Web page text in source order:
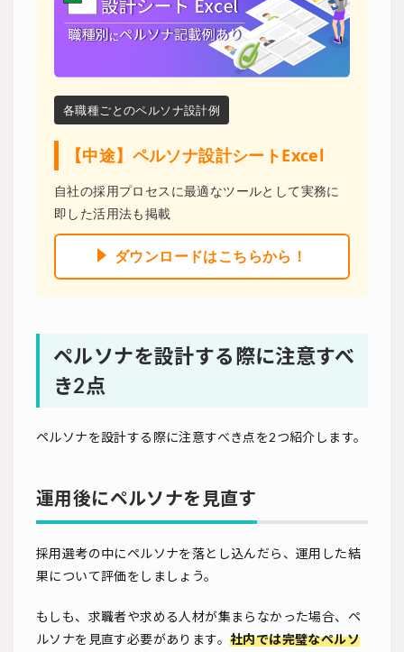
各職種ごとのペルソナ設計例
【中途】ペルソナ設計シートExcel
自社の採用プロセスに最適なツールとして実務に
即した活用法も掲載
ダウンロードはこちらから！
ペルソナを設計する際に注意すべ
き2点
ペルソナを設計する際に注意すべき点を2つ紹介します。
運用後にペルソナを見直す
採用選考の中にペルソナを落とし込んだら、運用した結
果について評価をしましょう。
もしも、求職者や求める人材が集まらなかった場合、ペ
ルソナを見直す必要があります。 社内では完璧なペルソ